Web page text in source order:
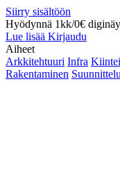
Siirry sisältöön
Hyödynnä 1kk/0€
Lue lisää Kirjaudu
Aiheet
Arkkitehtuuri Infra
Rakentaminen Suunnittelu